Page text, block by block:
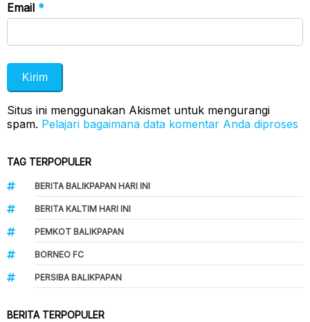
Email *
Situs ini menggunakan Akismet untuk mengurangi
spam. Pelajari bagaimana data komentar Anda diproses
TAG TERPOPULER
BERITA BALIKPAPAN HARI INI
BERITA KALTIM HARI INI
PEMKOT BALIKPAPAN
BORNEO FC
PERSIBA BALIKPAPAN
BERITA TERPOPULER